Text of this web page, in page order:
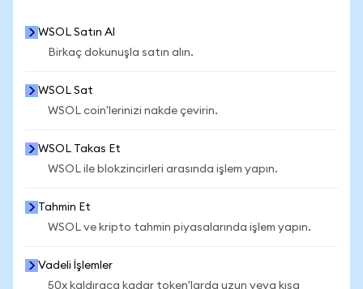
WSOL Satın Al
Birkaç dokunuşla satın alın.
WSOL Sat
WSOL coin'lerinizi nakde çevirin.
WSOL Takas Et
WSOL ile blokzincirleri arasında işlem yapın.
Tahmin Et
WSOL ve kripto tahmin piyasalarında işlem yapın.
Vadeli İşlemler
50x kaldıraca kadar token'larda uzun veya kısa